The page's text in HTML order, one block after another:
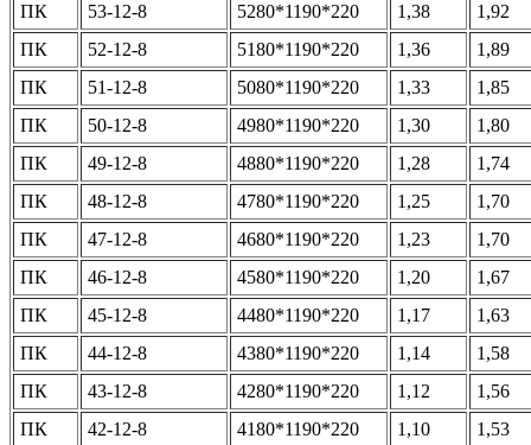
ПК 53-12-8 5280*1190*220 1,38
1,92
ПК
52-12-8 5180*1190*220 1,36
1,89
ПК
51-12-8 5080*1190*220 1,33
1,85
ПК
50-12-8 4980*1190*220 1,30
1,80
ПК
49-12-8 4880*1190*220 1,28
1,74
ПК
48-12-8 4780*1190*220 1,25
1,70
ПК
47-12-8 4680*1190*220 1,23
1,70
ПК
46-12-8 4580*1190*220 1,20
1,67
ПК
45-12-8 4480*1190*220 1,17
1,63
ПК
44-12-8 4380*1190*220 1,14
1,58
ПК
43-12-8 4280*1190*220 1,12
1,56
ПК
42-12-8 4180*1190*220 1,10
1,53